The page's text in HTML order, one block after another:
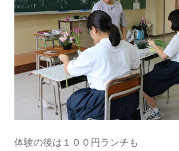
体験の後は１００円ランチも